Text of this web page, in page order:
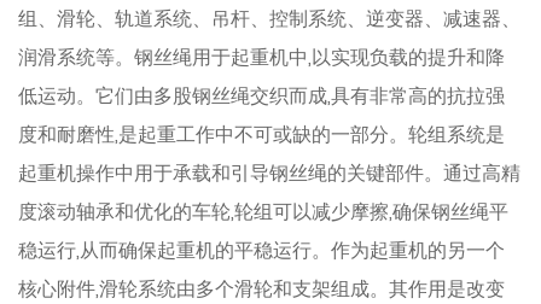
组、滑轮、轨道系统、吊杆、控制系统、逆变器、减速器、
润滑系统等。钢丝绳用于起重机中,以实现负载的提升和降
低运动。它们由多股钢丝绳交织而成,具有非常高的抗拉强
度和耐磨性,是起重工作中不可或缺的一部分。轮组系统是
起重机操作中用于承载和引导钢丝绳的关键部件。通过高精
度滚动轴承和优化的车轮,轮组可以减少摩擦,确保钢丝绳平
稳运行,从而确保起重机的平稳运行。作为起重机的另一个
核心附件,滑轮系统由多个滑轮和支架组成。其作用是改变